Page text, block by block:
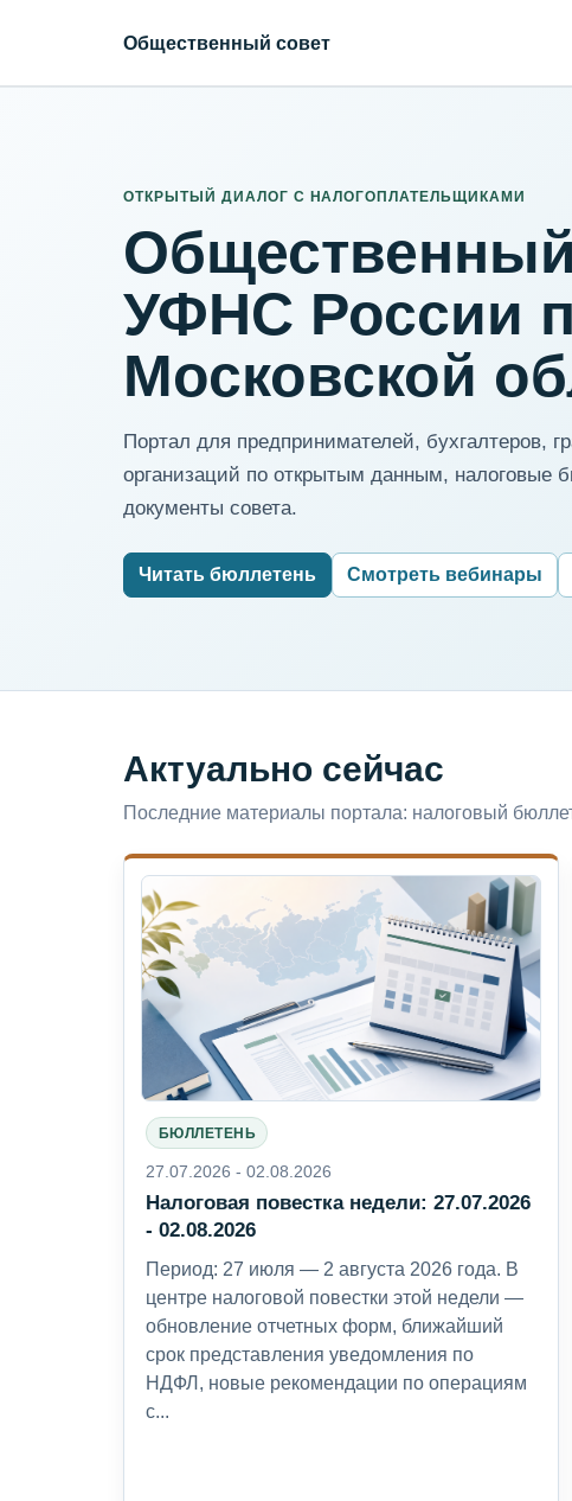
Общественный совет
ОТКРЫТЫЙ ДИАЛОГ С НАЛОГОПЛАТЕЛЬЩИКАМИ
УФНС России
Московской
Портал для предпринимателей, бухгалтеров,
организаций по открытым данным, налоговые
документы совета.
Читать бюллетень Смотреть вебинары
Актуально сейчас
Последние материалы портала: налоговый
БЮЛЛЕТЕНЬ
27.07.2026 - 02.08.2026
Налоговая повестка недели: 27.07.2026
- 02.08.2026
Период: 27 июля — 2 августа 2026 года. В
центре налоговой повестки этой недели —
обновление отчетных форм, ближайший
срок представления уведомления по
НДФЛ, новые рекомендации по операциям
с...